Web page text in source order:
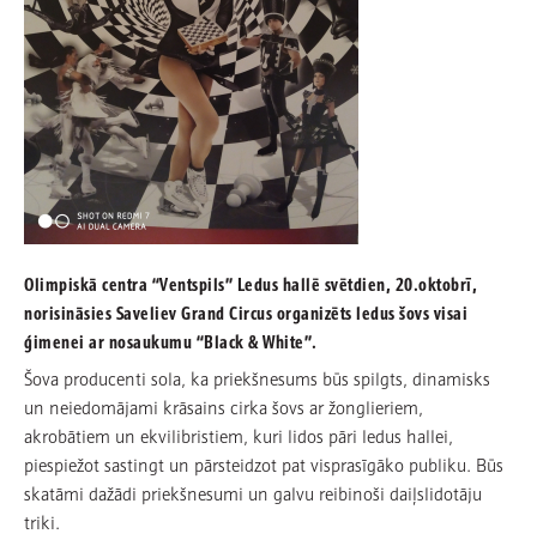
Olimpiskā centra “Ventspils” Ledus hallē svētdien, 20.oktobrī,
norisināsies Saveliev Grand Circus organizēts ledus šovs visai
ģimenei ar nosaukumu “Black & White”.
Šova producenti sola, ka priekšnesums būs spilgts, dinamisks
un neiedomājami krāsains cirka šovs ar žonglieriem,
akrobātiem un ekvilibristiem, kuri lidos pāri ledus hallei,
piespiežot sastingt un pārsteidzot pat visprasīgāko publiku. Būs
skatāmi dažādi priekšnesumi un galvu reibinoši daiļslidotāju
triki.